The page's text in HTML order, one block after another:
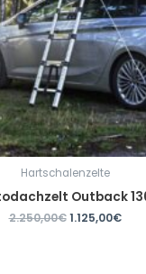
Hartschalenzelte
Outback
2.250,00€ 1.125,00€